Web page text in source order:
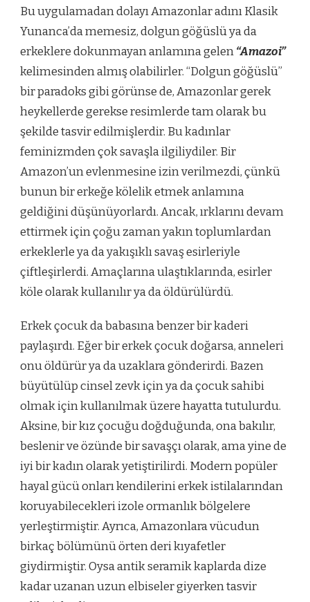
Bu uygulamadan dolayı Amazonlar adını Klasik
Yunanca’da memesiz, dolgun göğüslü ya da
erkeklere dokunmayan anlamına gelen“Amazoi”
kelimesinden almış olabilirler. “Dolgun göğüslü”
bir paradoks gibi görünse de, Amazonlar gerek
heykellerde gerekse resimlerde tam olarak bu
şekilde tasvir edilmişlerdir. Bu kadınlar
feminizmden çok savaşla ilgiliydiler. Bir
Amazon’un evlenmesine izin verilmezdi, çünkü
bunun bir erkeğe kölelik etmek anlamına
geldiğini düşünüyorlardı. Ancak, ırklarını devam
ettirmek için çoğu zaman yakın toplumlardan
erkeklerle ya da yakışıklı savaş esirleriyle
çiftleşirlerdi. Amaçlarına ulaştıklarında, esirler
köle olarak kullanılır ya da öldürülürdü.
Erkek çocuk da babasına benzer bir kaderi
paylaşırdı. Eğer bir erkek çocuk doğarsa, anneleri
onu öldürür ya da uzaklara gönderirdi. Bazen
büyütülüp cinsel zevk için ya da çocuk sahibi
olmak için kullanılmak üzere hayatta tutulurdu.
Aksine, bir kız çocuğu doğduğunda, ona bakılır,
beslenir ve özünde bir savaşçı olarak, ama yine de
iyi bir kadın olarak yetiştirilirdi. Modern popüler
hayal gücü onları kendilerini erkek istilalarından
koruyabilecekleri izole ormanlık bölgelere
yerleştirmiştir. Ayrıca, Amazonlara vücudun
birkaç bölümünü örten deri kıyafetler
giydirmiştir. Oysa antik seramik kaplarda dize
kadar uzanan uzun elbiseler giyerken tasvir